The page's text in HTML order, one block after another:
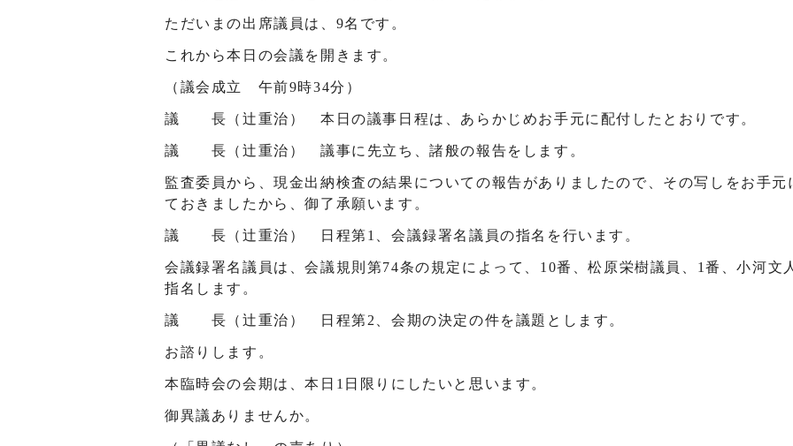
ただいまの出席議員は、9名です。
これから本日の会議を開きます。
（議会成立 午前9時34分）
議 長（辻󠄀重治） 本日の議事日程は、あらかじめお手元に配付したとおりです。
議 長（辻󠄀重治） 議事に先立ち、諸般の報告をします。
監査委員から、現金出納検査の結果についての報告がありましたので、その写しをお手元
ておきましたから、御了承願います。
議 長（辻󠄀重治） 日程第1、会議録署名議員の指名を行います。
会議録署名議員は、会議規則第74条の規定によって、10番、松原栄樹議員、1番、小河文
指名します。
議 長（辻󠄀重治） 日程第2、会期の決定の件を議題とします。
お諮りします。
本臨時会の会期は、本日1日限りにしたいと思います。
御異議ありませんか。